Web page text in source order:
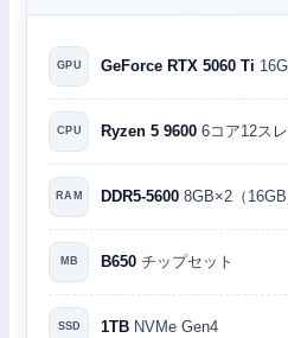
GPU GeForce RTX 5060 Ti
CPU Ryzen 5 9600 6コア12ス
RAM DDR5-5600 8GB×2（16GB
MB B650 チップセット
SSD 1TB NVMe Gen4